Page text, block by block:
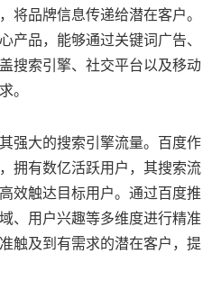
将品牌信息传递给潜在客户。
产品，能够通过关键词广告、
搜索引擎、社交平台以及移动
。
强大的搜索引擎流量。百度作
拥有数亿活跃用户，其搜索流
效触达目标用户。通过百度推
、用户兴趣等多维度进行精准
触及到有需求的潜在客户，提